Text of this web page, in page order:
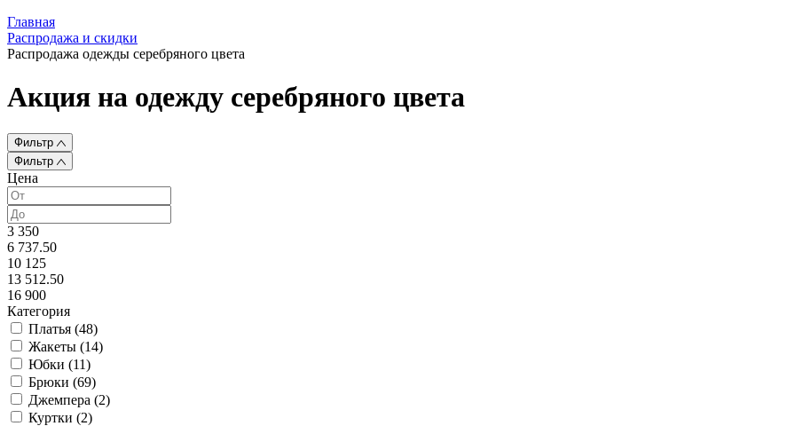
Главная
Распродажа и скидки
Распродажа одежды серебряного цвета
Акция на одежду серебряного цвета
Фильтр
Фильтр
Цена
3 350
6 737.50
10 125
13 512.50
16 900
Категория
Платья (48)
Жакеты (14)
Юбки (11)
Брюки (69)
Джемпера (2)
Куртки (2)